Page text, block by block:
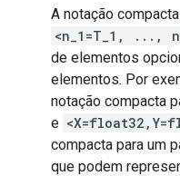
A notação
<n_1=T_1, ...,
de elementos
elementos. Por
notação compacta
e
compacta para um
que podem